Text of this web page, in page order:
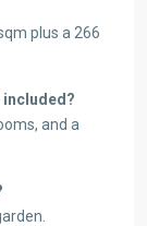
plus a 266
included?
and a